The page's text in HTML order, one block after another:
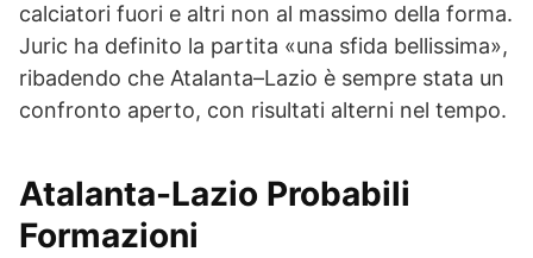
calciatori fuori e altri non al massimo della forma.
Juric ha definito la partita «una sfida bellissima»,
ribadendo che Atalanta–Lazio è sempre stata un
confronto aperto, con risultati alterni nel tempo.
Atalanta-Lazio Probabili
Formazioni